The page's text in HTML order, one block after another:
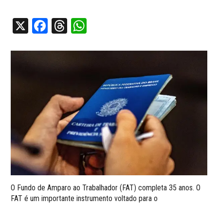
X Facebook
Threads
O Fundo de Amparo ao Trabalhador (FAT) completa 35 anos. O
FAT é um importante instrumento voltado para o